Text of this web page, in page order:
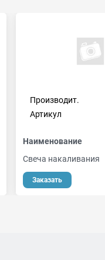
Производит.
Артикул
Наименование
Свеча накаливания
Заказать